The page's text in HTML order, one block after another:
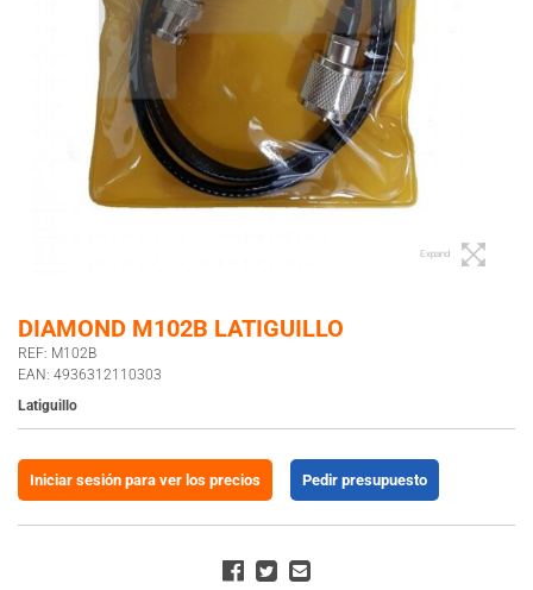
Expand
DIAMOND M102B LATIGUILLO
REF: M102B
EAN: 4936312110303
Latiguillo
Iniciar sesión para ver los precios Pedir presupuesto